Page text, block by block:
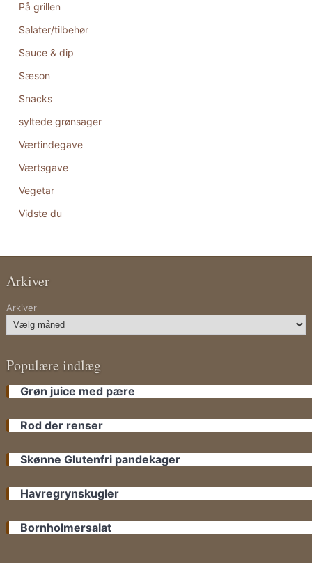
På grillen
Salater/tilbehør
Sauce & dip
Sæson
Snacks
syltede grønsager
Værtindegave
Værtsgave
Vegetar
Vidste du
Arkiver
Arkiver
Populære indlæg
Grøn juice med pære
Rod der renser
Skønne Glutenfri pandekager
Havregrynskugler
Bornholmersalat